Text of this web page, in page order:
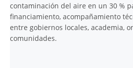
contaminación del aire en un 30 %
financiamiento, acompañamiento
entre gobiernos locales, academia,
comunidades.